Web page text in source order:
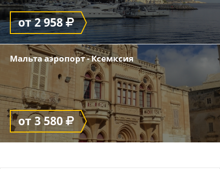
от 2 958
Мальта аэропорт - Ксемксия
от 3 580